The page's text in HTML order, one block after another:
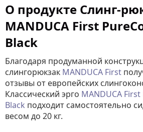
О продукте Слинг-
MANDUCA First
Black
Благодаря продуманной
слингорюкзак MANDUCA First
отзывы от европейских
Классический эрго MANDUCA
Black подходит самостоятельно
весом до 20 кг.